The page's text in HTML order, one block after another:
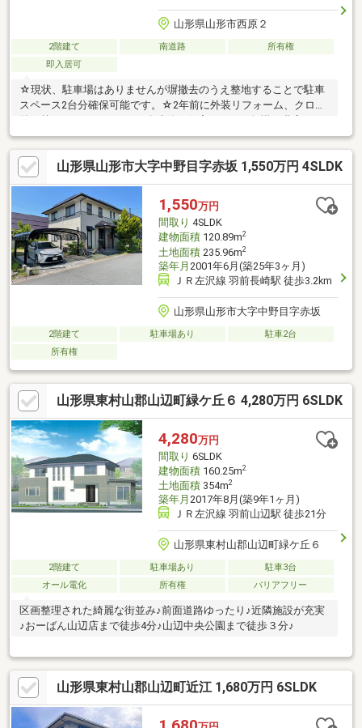
山形県山形市西原２
2階建て 南道路
所有権
即入居可
☆現状、駐車場はありませんが塀撤去のうえ整地することで駐車
スペース2台分確保可能です。☆2年前に外装リフォーム、クロス
タッフがご案内♪〇物件詳細などお気軽にお問合せください!(^^)!住
まいずONEでは【注文住宅】や【リフォーム・不動産業】で経験
豊富なスタッフがお客様の住まい探しをお手伝いさせていただい
ております。お問い合わせは→0120-772-619までお気軽にご相談
ください(^^♪
山形県山形市大字中野目字赤坂 1,550万円 4SLDK
1,550万円
間取り 4SLDK
建物面積120.89m2
土地面積235.96m2
築年月 2001年6月(築25年3ヶ月)
ＪＲ左沢線 羽前長崎駅 徒歩3.2km
山形県山形市大字中野目字赤坂
2階建て 駐車場あり
駐車2台
所有権
山形県東村山郡山辺町緑ケ丘６ 4,280万円 6SLDK
4,280万円
間取り 6SLDK
建物面積160.25m2
土地面積354m2
築年月 2017年8月(築9年1ヶ月)
ＪＲ左沢線 羽前山辺駅 徒歩21分
山形県東村山郡山辺町緑ケ丘６
2階建て 駐車場あり
駐車3台
オール電化
所有権 バリアフリー
区画整理された綺麗な街並み♪前面道路ゆったり♪近隣施設が充実
♪おーばん山辺店まで徒歩4分♪山辺中央公園まで徒歩３分♪
山形県東村山郡山辺町近江 1,680万円 6SLDK